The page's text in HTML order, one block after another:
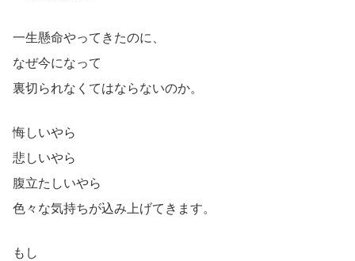
一生懸命やってきたのに、
なぜ今になって
裏切られなくてはならないのか。
悔しいやら
悲しいやら
腹立たしいやら
色々な気持ちが込み上げてきます。
もし